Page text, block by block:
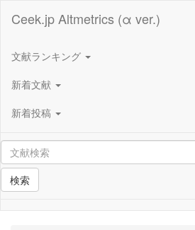
Ceek.jp Altmetrics (α ver.)
文献ランキング
新着文献
新着投稿
検索